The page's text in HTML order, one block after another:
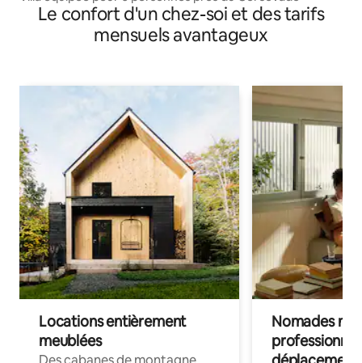
Le confort d'un chez-soi et des tarifs
mensuels avantageux
Locations entièrement
meublées
Nomades